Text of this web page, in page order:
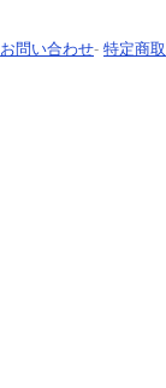
お問い合わせ- 特定商